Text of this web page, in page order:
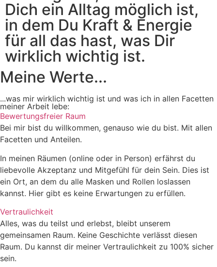
Dich ein Alltag möglich ist,
in dem Du Kraft & Energie
für all das hast, was Dir
wirklich wichtig ist.
Meine Werte...
...was mir wirklich wichtig ist und was ich in allen Facetten
meiner Arbeit lebe:
Bewertungsfreier Raum
Bei mir bist du willkommen, genauso wie du bist. Mit allen
Facetten und Anteilen.
In meinen Räumen (online oder in Person) erfährst du
liebevolle Akzeptanz und Mitgefühl für dein Sein. Dies ist
ein Ort, an dem du alle Masken und Rollen loslassen
kannst. Hier gibt es keine Erwartungen zu erfüllen.
Vertraulichkeit
Alles, was du teilst und erlebst, bleibt unserem
gemeinsamen Raum. Keine Geschichte verlässt diesen
Raum. Du kannst dir meiner Vertraulichkeit zu 100% sicher
sein.